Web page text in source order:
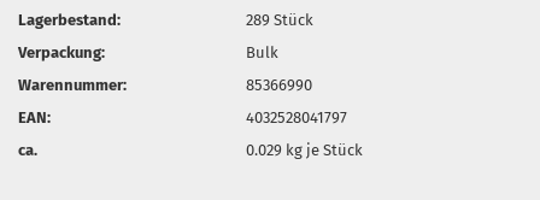
Lagerbestand:
289Stück
Verpackung:
Bulk
Warennummer:
85366990
EAN:
4032528041797
ca.
0.029 kg je Stück